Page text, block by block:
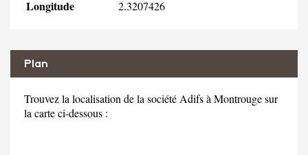
Longitude 2.3207426
Plan
Trouvez la localisation de la société Adifs à Montrouge sur
la carte ci-dessous :